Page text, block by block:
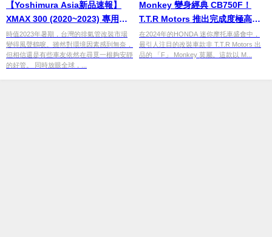
【Yoshimura Asia新品速報】
XMAX 300 (2020~2023) 專用全
段排氣管 R-77J、GP-MAGNUM
115雙雙改款
時值2023年暑期，台灣的排氣管改裝市場
變得風聲鶴唳。雖然對環境因素感到無奈，
但相信還是有些車友依然在尋覓一根夠安靜
的好管。 同時放眼全球，...
Monkey 變身經典 CB750F！
T.T.R Motors 推出完成度極高的
「F Monkey」改裝套件
在2024年的HONDA 迷你摩托車盛會中，
最引人注目的改裝車款非 T.T.R Motors 出
品的 「F」 Monkey 莫屬。這款以 M...